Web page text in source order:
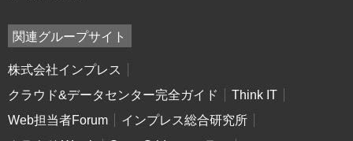
関連グループサイト
株式会社インプレス
クラウド&データセンター完全ガイド
Think IT
Web担当者Forum
インプレス総合研究所